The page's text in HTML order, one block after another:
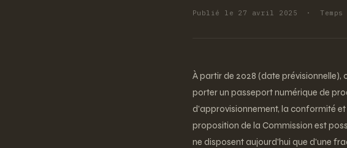
Publié le 27 avril 2025 · Temps
À partir de 2028 (date prévisionnelle),
porter un passeport numérique de
d'approvisionnement, la conformité
proposition de la Commission est
ne disposent aujourd'hui que d'une